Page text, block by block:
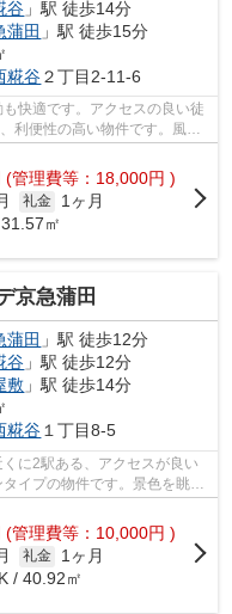
谷 」駅 徒歩14分
蒲田 」駅 徒歩15分
糀谷２丁目2-11-6
快適です。アクセスの良い徒
利便性の高い物件です。風通
(管理費等：18,000円 )
礼金
1ヶ月
㎡
京急蒲田
蒲田 」駅 徒歩12分
谷 」駅 徒歩12分
敷 」駅 徒歩14分
糀谷 １丁目8-5
に2駅ある、アクセスが良い
イプの物件です。景色を眺め
(管理費等：10,000円 )
礼金
1ヶ月
/ 40.92㎡